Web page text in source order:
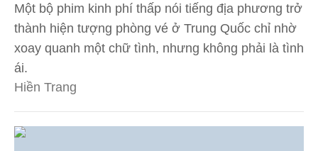
Một bộ phim kinh phí thấp nói tiếng địa phương trở
thành hiện tượng phòng vé ở Trung Quốc chỉ nhờ
xoay quanh một chữ tình, nhưng không phải là tình
ái.
Hiền Trang